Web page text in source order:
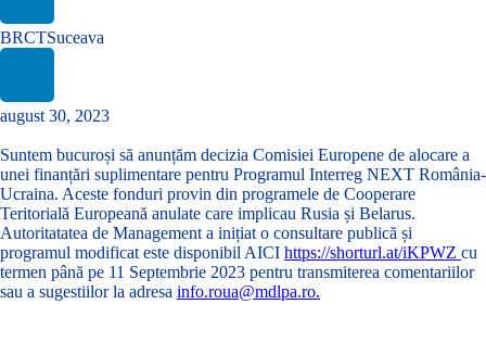
BRCTSuceava
august 30, 2023
Suntem bucuroși să anunțăm decizia Comisiei Europene de alocare a
unei finanțări suplimentare pentru Programul Interreg NEXT România-
Ucraina. Aceste fonduri provin din programele de Cooperare
Teritorială Europeană anulate care implicau Rusia și Belarus.
Autoritatatea de Management a inițiat o consultare publică și
programul modificat este disponibil AICI https://shorturl.at/iKPWZ cu
termen până pe 11 Septembrie 2023 pentru transmiterea comentariilor
sau a sugestiilor la adresa info.roua@mdlpa.ro.